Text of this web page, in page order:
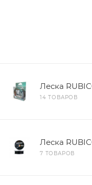
Леска
14 ТОВАРОВ
Леска
7 ТОВАРОВ